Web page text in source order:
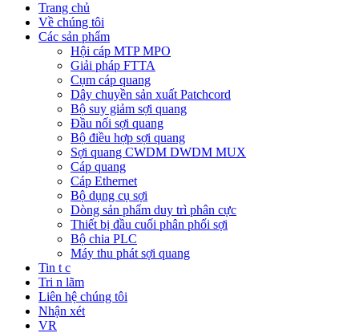
Trang chủ
Về chúng tôi
Các sản phẩm
Hội cáp MTP MPO
Giải pháp FTTA
Cụm cáp quang
Dây chuyền sản xuất Patchcord
Bộ suy giảm sợi quang
Đầu nối sợi quang
Bộ điều hợp sợi quang
Sợi quang CWDM DWDM MUX
Cáp quang
Cáp Ethernet
Bộ dụng cụ sợi
Dòng sản phẩm duy trì phân cực
Thiết bị đầu cuối phân phối sợi
Bộ chia PLC
Máy thu phát sợi quang
Tin t c
Tri n lãm
Liên hệ chúng tôi
Nhận xét
VR